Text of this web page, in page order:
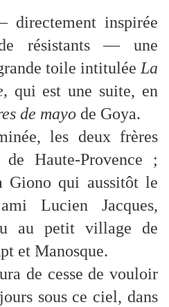
directement inspirée
résistants — une
toile intitulée La
qui est une suite, en
de mayo de Goya.
les deux frères
Haute-Provence ;
Giono qui aussitôt le
Lucien Jacques,
au petit village de
et Manosque.
de cesse de vouloir
sous ce ciel, dans